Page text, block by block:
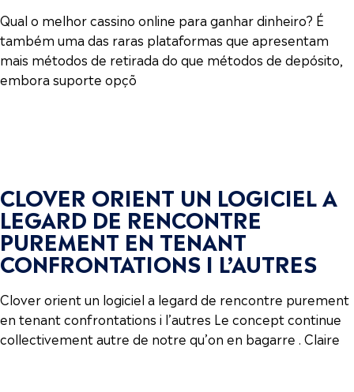
Qual o melhor cassino online para ganhar dinheiro? É
também uma das raras plataformas que apresentam
mais métodos de retirada do que métodos de depósito,
embora suporte opçõ
CLOVER ORIENT UN LOGICIEL A
LEGARD DE RENCONTRE
PUREMENT EN TENANT
CONFRONTATIONS I L’AUTRES
Clover orient un logiciel a legard de rencontre purement
en tenant confrontations i l’autres Le concept continue
collectivement autre de notre qu’on en bagarre . Claire